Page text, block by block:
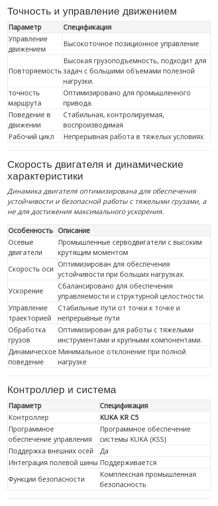
Точность и управление движением
Параметр
Спецификация
Управление
движением
Высокоточное позиционное управление
Повторяемость
Высокая грузоподъемность, подходит для
задач с большими объемами полезной
нагрузки.
точность
маршрута
Оптимизировано для промышленного
привода.
Поведение в
движении
Стабильная, контролируемая,
воспроизводимая
Рабочий цикл
Непрерывная работа в тяжелых условиях
Скорость двигателя и динамические
характеристики
Динамика двигателя оптимизирована для обеспечения
устойчивости и безопасной работы с тяжелыми грузами, а
не для достижения максимального ускорения.
Особенность Описание
Осевые
двигатели
Промышленные серводвигатели с высоким
крутящим моментом
Скорость оси
Оптимизирован для обеспечения
устойчивости при больших нагрузках.
Ускорение
Сбалансировано для обеспечения
управляемости и структурной целостности.
Управление
траекторией
Стабильные пути от точки к точке и
непрерывные пути
Обработка
грузов
Оптимизирован для работы с тяжелыми
инструментами и крупными компонентами.
Динамическое
поведение
Минимальное отклонение при полной
нагрузке
Контроллер и система
Параметр
Спецификация
Контроллер
KUKA KR C5
Программное
обеспечение управления
Программное обеспечение
системы KUKA (KSS)
Поддержка внешних осей
Да
Интеграция полевой шины Поддерживается
Функции безопасности
Комплексная промышленная
безопасность